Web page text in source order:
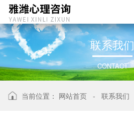
联系我们
CONTACT
当前位置： 网站首页 - 联系我们